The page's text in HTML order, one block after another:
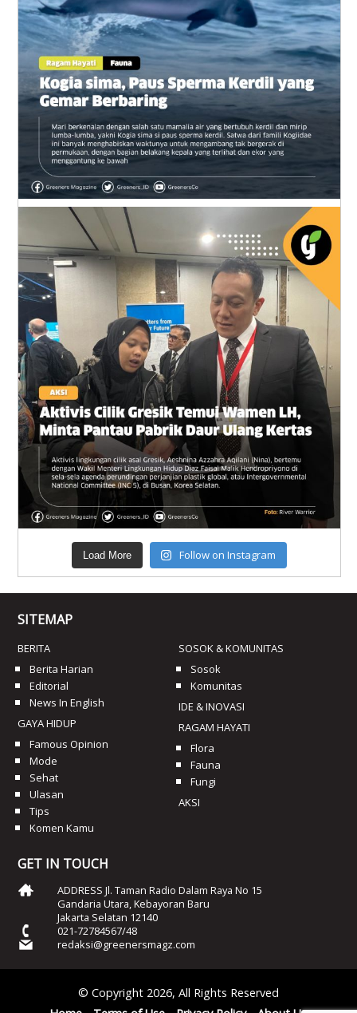
Load More Follow on Instagram
SITEMAP
BERITA
Berita Harian
Editorial
News In English
GAYA HIDUP
Famous Opinion
Mode
Sehat
Ulasan
Tips
Komen Kamu
SOSOK & KOMUNITAS
Sosok
Komunitas
IDE & INOVASI
RAGAM HAYATI
Flora
Fauna
Fungi
AKSI
GET IN TOUCH
ADDRESS Jl. Taman Radio Dalam Raya No 15
Gandaria Utara, Kebayoran Baru
Jakarta Selatan 12140
021-72784567/48
redaksi@greenersmagz.com
© Copyright 2026, All Rights Reserved